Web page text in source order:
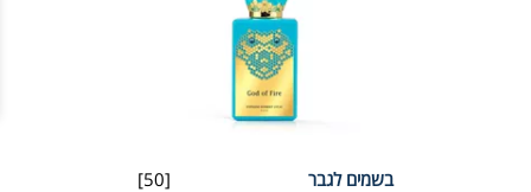
[50] בשמים לגבר